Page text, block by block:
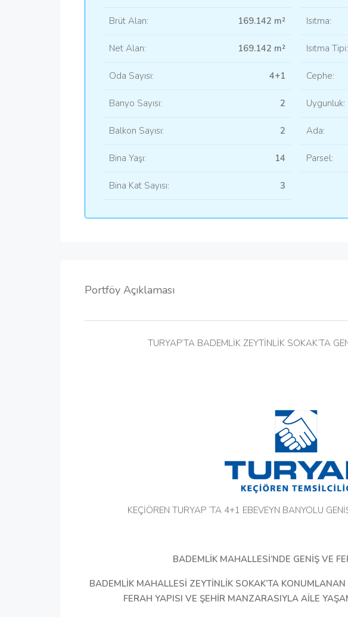
Brüt Alan: 169.142 m²
Net Alan: 169.142 m²
Oda Sayısı: 4+1
Banyo Sayısı: 2
Balkon Sayısı: 2
Bina Yaşı: 14
Bina Kat Sayısı: 3
Isıtma:
Isıtma Tipi:
Cephe:
Uygunluk:
Ada:
Parsel:
Portföy Açıklaması
TURYAP’TA BADEMLİK ZEYTİNLİK SOKAK’TA
KEÇİÖREN TURYAP ‘TA 4+1 EBEVEYN BANYOLU
BADEMLİK MAHALLESİ’NDE GENİŞ VE
BADEMLİK MAHALLESİ ZEYTİNLİK SOKAK’TA
FERAH YAPISI VE ŞEHİR MANZARASIYLA AİLE